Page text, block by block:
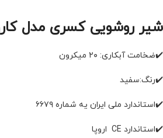
شیر روشویی کسری مدل
✔️ضخامت آبکاری: ۲۰ میکرون
✔️رنگ:سفید
✔️استاندارد ملی ایران یه شماره ۶۶۷۹
✔️استاندارد CE اروپا